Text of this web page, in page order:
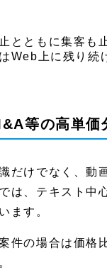
とともに集客も
Web上に残り続
等の高単価
識だけでなく、
は、テキスト中
ます。
件の場合は価格